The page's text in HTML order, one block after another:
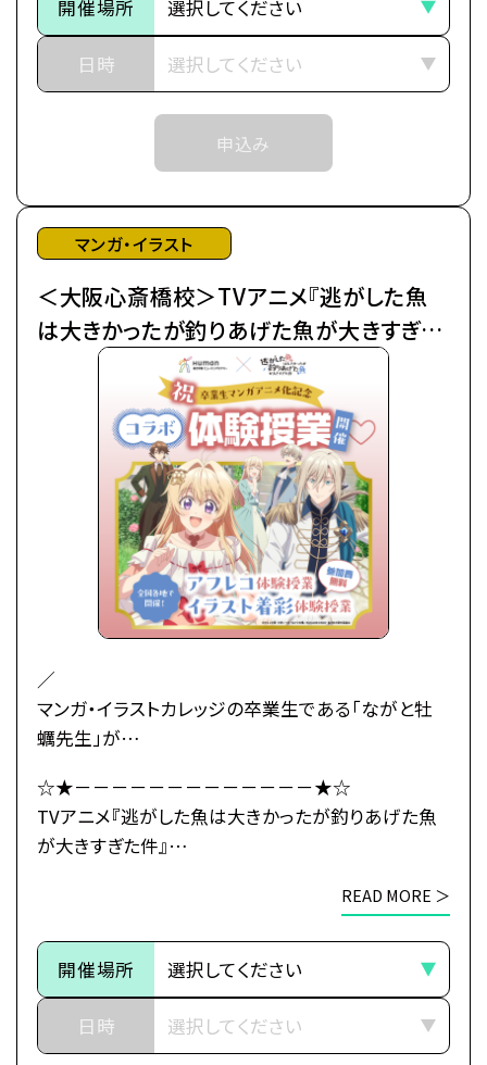
予めご了承ください。
※中学生以上の方が対象となります。
ートします。
■作品紹介
「……それはいきなりの婚約破棄で幕を開けた」
武道の名家であるアンノヴァッツィ公爵家の令嬢マリ
末っ子ながらに「武術の才能」を見出され、跡取りと
して育てられた。
しかし、弟が生まれたことにより急遽その役目を降り
ることに…。
父からなるべく優良物件の婿を探せと命じられたも
のの、
ムーロ王国内の目ぼしい貴族子息たちはすでに予約
そこで遠縁の親戚 アイーダを頼って隣国のルビーニ
留学し婚活に励んでいたところ、王立学園の卒業パ
ーティーの場で
初対面の王子レナートから身に覚えのない婚約破棄
を宣言されてしまう――！
婚約もしていないのに婚約破棄されたマリーアの婚
活の行方とは…！？
武闘派令嬢のドタバタラブコメディ開幕！
●注意事項
※定員数は校舎毎に異なります。
そのため、ご予約状況により、
抽選等の対応をさせていただく場合がございます。
それまでは予約完了しておりませんので
予めご了承ください。
※中学生以上の方が対象となります。
開催場所
日時
申込み
マンガ・イラスト
＜大阪心斎橋校＞TVアニメ『逃がした魚
は大きかったが釣りあげた魚が大きすぎた
件』イラスト着彩体験授業
／
マンガ・イラストカレッジの卒業生である「ながと牡
蠣先生」が
TVアニメ『逃がした魚は大きかったが釣りあげた魚
が大きすぎた件』とタイアップ！
＼
本格的なイラスト着彩授業をプロ講師が丁寧にサポ
ートします。
☆★－－－－－－－－－－－－－★☆
TVアニメ『逃がした魚は大きかったが釣りあげた魚
が大きすぎた件』
■作品紹介
「……それはいきなりの婚約破棄で幕を開けた」
READ MORE ＞
開催場所
日時